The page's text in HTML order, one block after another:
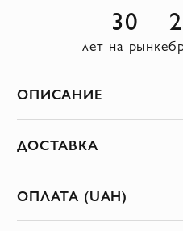
30
лет на рынке
ОПИСАНИЕ
ДОСТАВКА
ОПЛАТА (UAH)